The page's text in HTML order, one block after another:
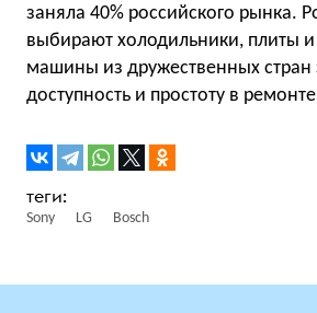
заняла 40% российского рынка.
выбирают холодильники, плиты
машины из дружественных
доступность и простоту в
Sony LG Bosch